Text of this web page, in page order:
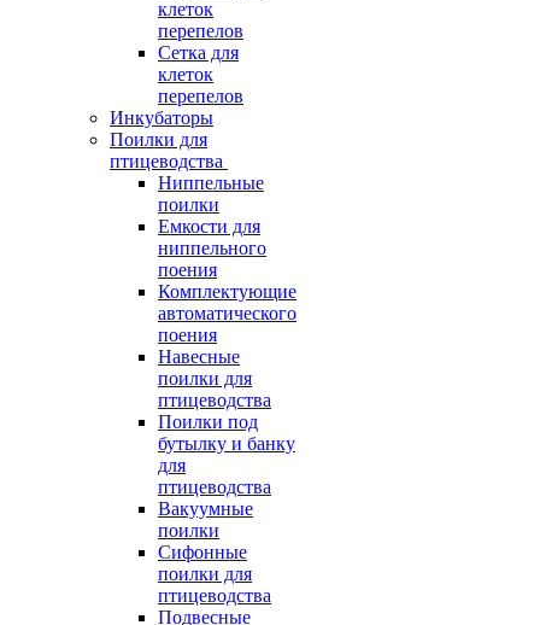
клеток
перепелов
Сетка для
клеток
перепелов
Инкубаторы
Поилки для
птицеводства
Ниппельные
поилки
Емкости для
ниппельного
поения
Комплектующие
автоматического
поения
Навесные
поилки для
птицеводства
Поилки под
бутылку и банку
для
птицеводства
Вакуумные
поилки
Сифонные
поилки для
птицеводства
Подвесные